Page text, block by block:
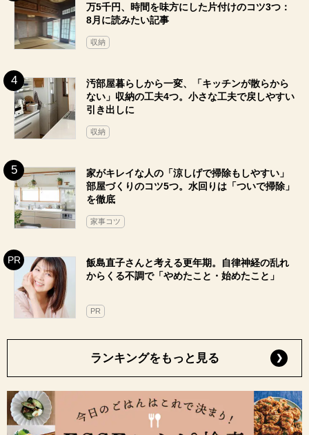
万5千円、時間を味方にした片付けのコツ3つ：
8月に読みたい記事
収納
汚部屋暮らしから一変、「キッチンが散らから
ない」収納の工夫4つ。小さな工夫で戻しやすい
引き出しに
収納
家がキレイな人の「涼しげで掃除もしやすい」
部屋づくりのコツ5つ。水回りは「ついで掃除」
を徹底
家事コツ
飯島直子さんと考える更年期。自律神経の乱れ
からくる不調で「やめたこと・始めたこと」
PR
ランキングをもっと見る